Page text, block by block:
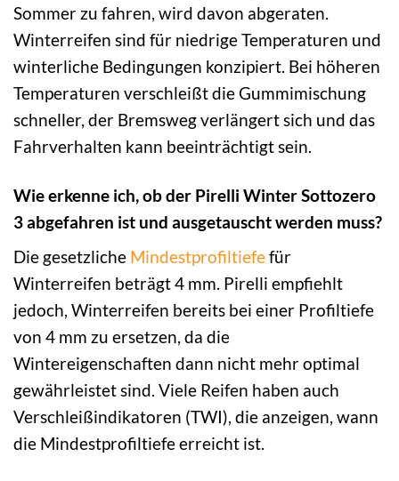
Sommer zu fahren, wird davon abgeraten.
Winterreifen sind für niedrige Temperaturen und
winterliche Bedingungen konzipiert. Bei höheren
Temperaturen verschleißt die Gummimischung
schneller, der Bremsweg verlängert sich und das
Fahrverhalten kann beeinträchtigt sein.
Wie erkenne ich, ob der Pirelli Winter Sottozero
3 abgefahren ist und ausgetauscht werden muss?
Die gesetzliche Mindestprofiltiefefür
Winterreifen beträgt 4 mm. Pirelli empfiehlt
jedoch, Winterreifen bereits bei einer Profiltiefe
von 4 mm zu ersetzen, da die
Wintereigenschaften dann nicht mehr optimal
gewährleistet sind. Viele Reifen haben auch
Verschleißindikatoren (TWI), die anzeigen, wann
die Mindestprofiltiefe erreicht ist.